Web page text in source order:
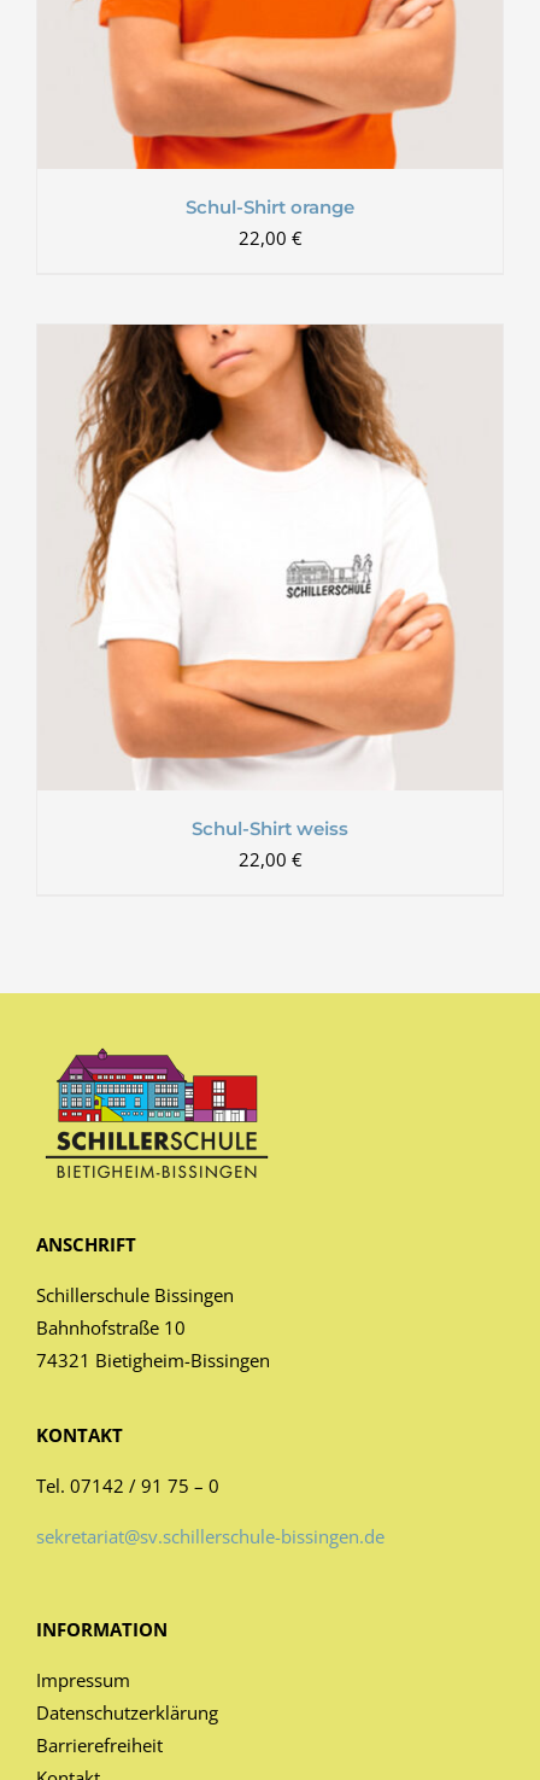
Schul-Shirt orange
22,00 €
Schul-Shirt weiss
22,00 €
ANSCHRIFT
Schillerschule Bissingen
Bahnhofstraße 10
74321 Bietigheim-Bissingen
KONTAKT
Tel. 07142 / 91 75 – 0
sekretariat@sv.schillerschule-bissingen.de
INFORMATION
Impressum
Datenschutzerklärung
Barrierefreiheit